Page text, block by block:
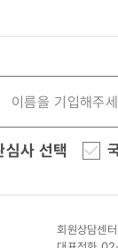
심사 선택
회원상담센